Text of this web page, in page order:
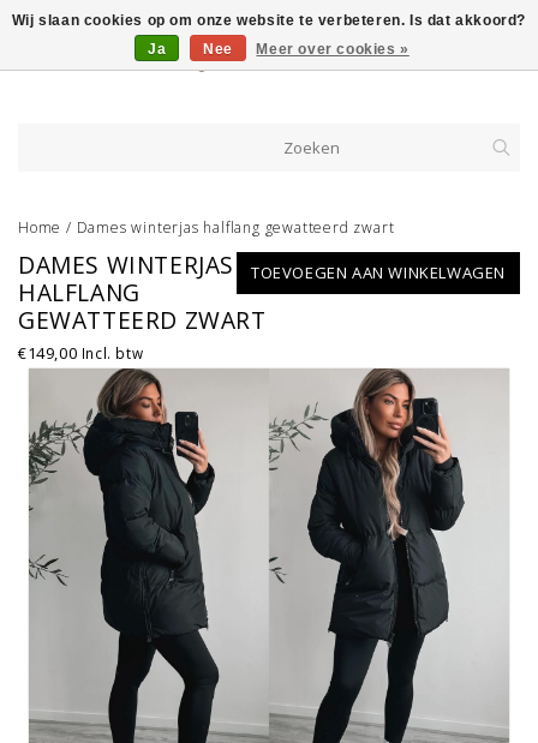
Home / Dames winterjas halflang gewatteerd zwart
TOEVOEGEN AAN WINKELWAGEN
DAMES WINTERJAS
HALFLANG
GEWATTEERD ZWART
€149,00 Incl. btw
Wij slaan cookies op om onze website te verbeteren. Is dat akkoord?
Ja
Nee Meer over cookies »